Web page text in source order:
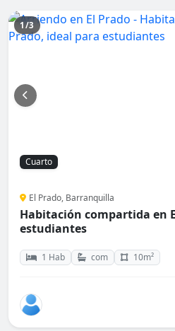
1/3
Cuarto
El Prado, Barranquilla
Habitación compartida en
estudiantes
1 Hab com 10m²